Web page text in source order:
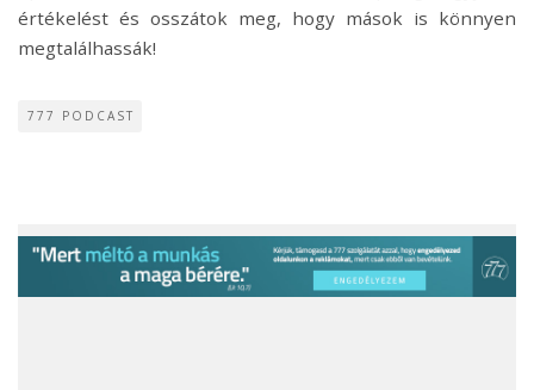
értékelést és osszátok meg, hogy mások is könnyen
megtalálhassák!
777 PODCAST